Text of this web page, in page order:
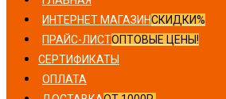
ИНТЕРНЕТ МАГАЗИНСКИДКИ%
ПРАЙС-ЛИСТОПТОВЫЕ ЦЕНЫ!
СЕРТИФИКАТЫ
ОПЛАТА